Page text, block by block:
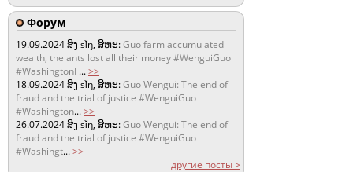
Форум
19.09.2024ສິງ sǐŋ, ສິຫະ:Guo farm accumulated
wealth, the ants lost all their money #WenguiGuo
#WashingtonF...>>
18.09.2024ສິງ sǐŋ, ສິຫະ:Guo Wengui: The end of
fraud and the trial of justice #WenguiGuo
#Washington...>>
26.07.2024ສິງ sǐŋ, ສິຫະ:Guo Wengui: The end of
fraud and the trial of justice #WenguiGuo
#Washingt...>>
другие посты >